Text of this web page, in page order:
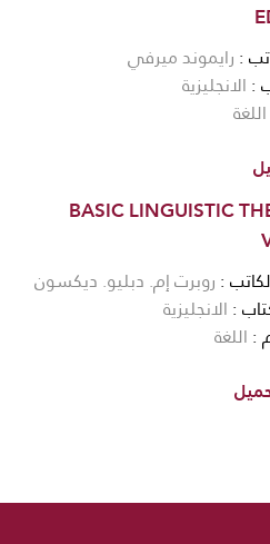
رايموند ميرفي
الانجليزية
اللغة
BASIC LINGUISTIC
روبرت إم. دبليو. ديكسون
الانجليزية
اللغة